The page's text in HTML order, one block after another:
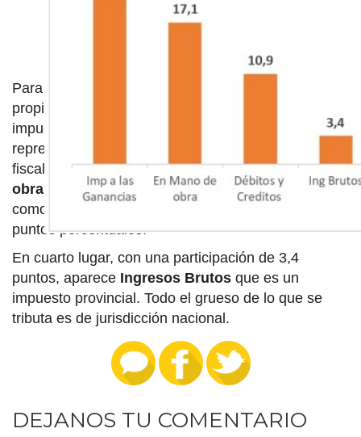
Para una bodega que tiene finca y produce sus
propias uvas para vinificar, los tres principales
impuestos que debe pagar son
representan 20,8 puntos de los 62,4% de presión
fiscal total,impuestos al trabajo o mano de
obra (17,1%) yDébitos y Créditos, mejor conocido
como Impuesto al Cheque, que representa 10,9
puntos porcentuales.
En cuarto lugar, con una participación de 3,4
puntos, aparece Ingresos Brutos que es un
impuesto provincial. Todo el grueso de lo que se
tributa es de jurisdicción nacional.
DEJANOS TU COMENTARIO